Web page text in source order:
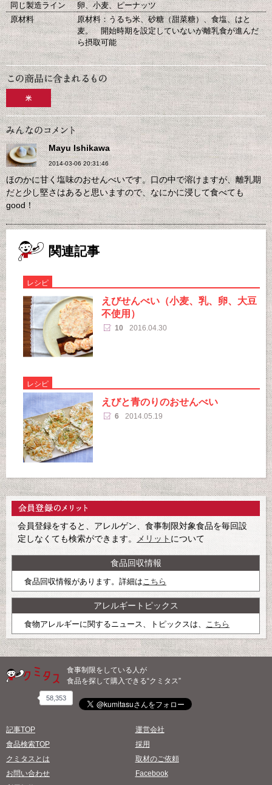
同じ製造ライン
卵、小麦、ピーナッツ
原材料
原材料：うるち米、砂糖（甜菜糖）、食塩、はと
麦。 開始時期を設定していないが離乳食が進んだ
ら摂取可能
米
Mayu Ishikawa
2014-03-06 20:31:46
ほのかに甘く塩味のおせんべいです。口の中で溶けますが、離乳期
だと少し堅さはあると思いますので、なにかに浸して食べても
good！
関連記事
レシピ
えびせんべい（小麦、乳、卵、大豆
不使用）
10 2016.04.30
レシピ
えびと青のりのおせんべい
6 2014.05.19
会員登録をすると、アレルゲン、食事制限対象食品を毎回設
定しなくても検索ができます。
メリット について
食品回収情報
食品回収情報があります。詳細はこちら
アレルギートピックス
食物アレルギーに関するニュース、トピックスは、 こちら
食事制限をしている人が
食品を探して購入できる“クミタス”
58,353
記事TOP
食品検索TOP
クミタスとは
お問い合わせ
運営会社
採用
取材のご依頼
Facebook